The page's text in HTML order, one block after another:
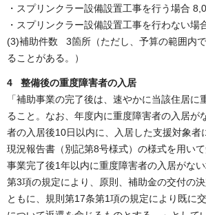
・スプリンクラー設備設置工事を行う場合
・スプリンクラー設備設置工事を行わない場
(3)補助件数 3箇所（ただし、予算の範囲内
ることがある。）
4 整備後の重度障害者の入居
「補助事業の完了後は、速やかに当該住居に
ること。なお、年度内に重度障害者の入居が
者の入居後10日以内に、入居した支援対象者
現況報告書（別記第8号様式）の様式を用いて
事業完了後1年以内に重度障害者の入居がな
第3項の規定により、原則、補助金の交付の
ともに、規則第17条第1項の規定により既に